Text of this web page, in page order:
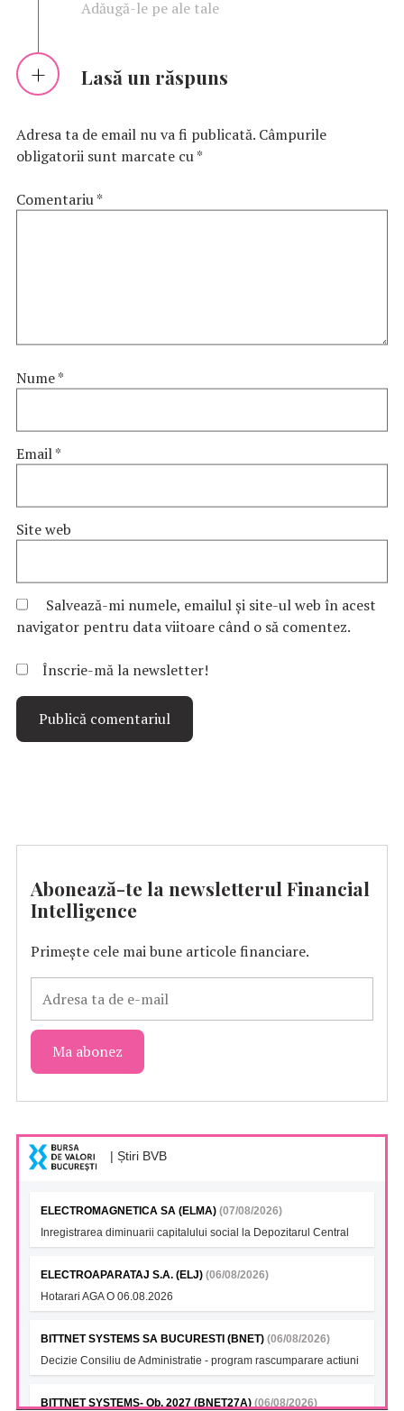
Adăugă-le pe ale tale
Lasă un răspuns
Adresa ta de email nu va fi publicată. Câmpurile
obligatorii sunt marcate cu*
Comentariu*
Nume*
Email*
Site web
Salvează-mi numele, emailul și site-ul web în acest
navigator pentru data viitoare când o să comentez.
Înscrie-mă la newsletter!
Abonează-te la newsletterul Financial
Intelligence
Primește cele mai bune articole financiare.
| Știri BVB
ELECTROMAGNETICA SA (ELMA) (07/08/2026)
Inregistrarea diminuarii capitalului social la Depozitarul Central
ELECTROAPARATAJ S.A. (ELJ) (06/08/2026)
Hotarari AGA O 06.08.2026
BITTNET SYSTEMS SA BUCURESTI (BNET) (06/08/2026)
Decizie Consiliu de Administratie - program rascumparare actiuni
BITTNET SYSTEMS- Ob. 2027 (BNET27A) (06/08/2026)